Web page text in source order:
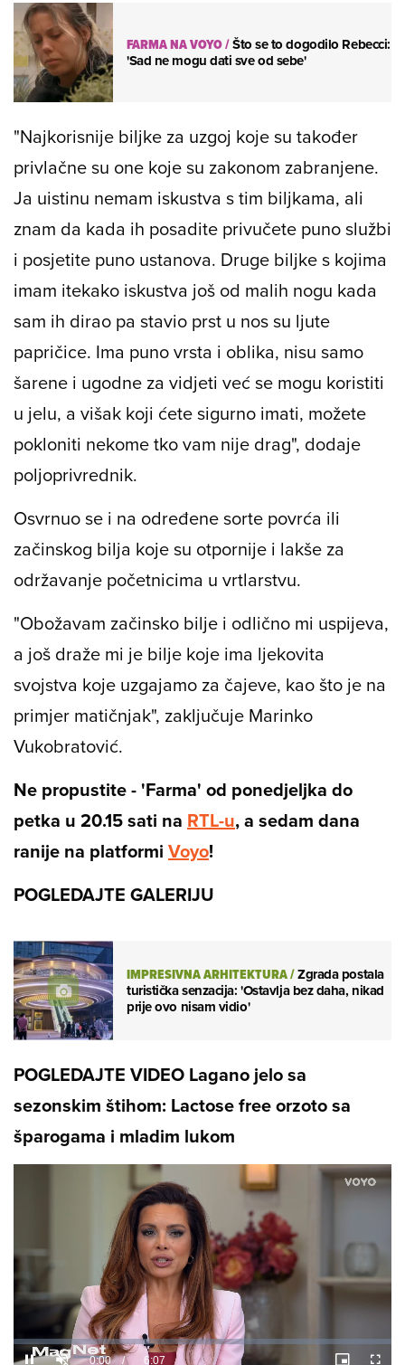
FARMA NA VOYO/Što se to dogodilo Rebecci:
'Sad ne mogu dati sve od sebe'
"Najkorisnije biljke za uzgoj koje su također
privlačne su one koje su zakonom zabranjene.
Ja uistinu nemam iskustva s tim biljkama, ali
znam da kada ih posadite privučete puno službi
i posjetite puno ustanova. Druge biljke s kojima
imam itekako iskustva još od malih nogu kada
sam ih dirao pa stavio prst u nos su ljute
papričice. Ima puno vrsta i oblika, nisu samo
šarene i ugodne za vidjeti već se mogu koristiti
u jelu, a višak koji ćete sigurno imati, možete
pokloniti nekome tko vam nije drag", dodaje
poljoprivrednik.
Osvrnuo se i na određene sorte povrća ili
začinskog bilja koje su otpornije i lakše za
održavanje početnicima u vrtlarstvu.
"Obožavam začinsko bilje i odlično mi uspijeva,
a još draže mi je bilje koje ima ljekovita
svojstva koje uzgajamo za čajeve, kao što je na
primjer matičnjak", zaključuje Marinko
Vukobratović.
Ne propustite - 'Farma' od ponedjeljka do
petka u 20.15 sati na RTL-u, a sedam dana
ranije na platformi Voyo!
POGLEDAJTE GALERIJU
IMPRESIVNA ARHITEKTURA/Zgrada postala
turistička senzacija: 'Ostavlja bez daha, nikad
prije ovo nisam vidio'
POGLEDAJTE VIDEO Lagano jelo sa
sezonskim štihom: Lactose free orzoto sa
šparogama i mladim lukom
/
Loaded:
4.01%